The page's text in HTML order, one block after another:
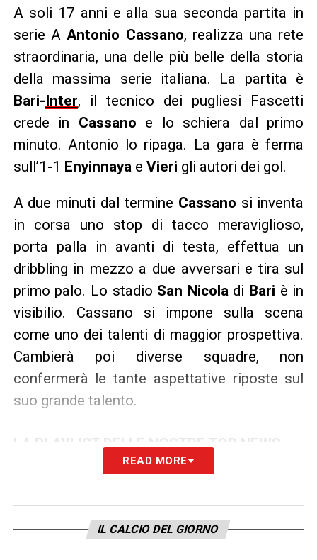
A soli 17 anni e alla sua seconda partita in
serie A Antonio Cassano, realizza una rete
straordinaria, una delle più belle della storia
della massima serie italiana. La partita è
Bari-Inter, il tecnico dei pugliesi Fascetti
crede in Cassano e lo schiera dal primo
minuto. Antonio lo ripaga. La gara è ferma
sull’1-1 Enyinnaya e Vieri gli autori dei gol.
A due minuti dal termine Cassano si inventa
in corsa uno stop di tacco meraviglioso,
porta palla in avanti di testa, effettua un
dribbling in mezzo a due avversari e tira sul
primo palo. Lo stadio San Nicola di Bari è in
visibilio. Cassano si impone sulla scena
come uno dei talenti di maggior prospettiva.
Cambierà poi diverse squadre, non
confermerà le tante aspettative riposte sul
suo grande talento.
LA PLAYLIST DELLE NOSTRE TOP NEWS
READ MORE
IL CALCIO DEL GIORNO